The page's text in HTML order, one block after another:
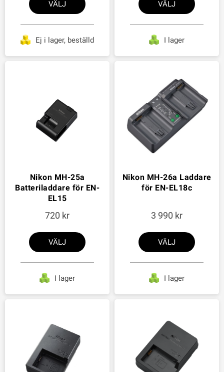
VÄLJ
Ej i lager, beställd
VÄLJ
I lager
Nikon MH-25a
Batteriladdare för EN-
EL15
720
VÄLJ
I lager
Nikon MH-26a Laddare
för EN-EL18c
3 990
VÄLJ
I lager